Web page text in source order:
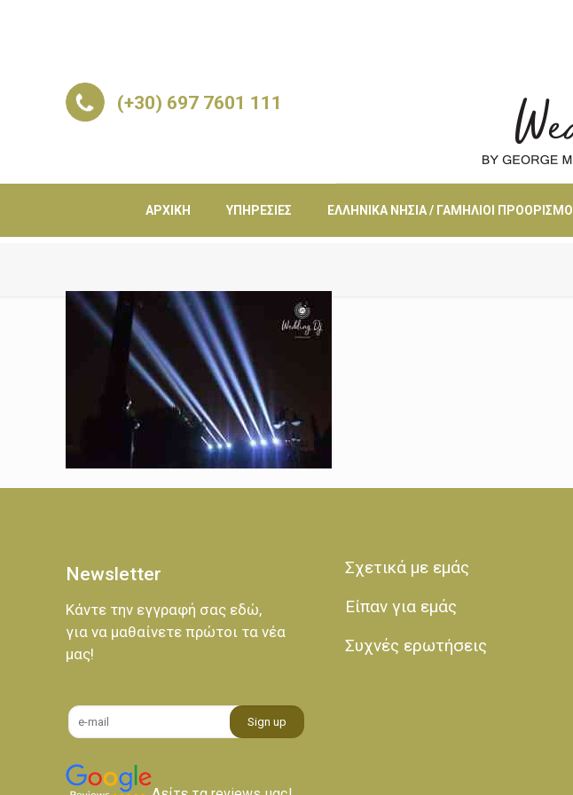
(+30) 697 7601 111
ΑΡΧΙΚΉ ΥΠΗΡΕΣΊΕΣ ΕΛΛΗΝΙΚΆ ΝΗΣΙΆ / ΓΑΜΉΛΙΟΙ ΠΡΟΟΡΙΣΜΟΊ
Newsletter
Κάντε την εγγραφή σας εδώ,
για να μαθαίνετε πρώτοι τα νέα
μας!
Σχετικά με εμάς
Είπαν για εμάς
Συχνές ερωτήσεις